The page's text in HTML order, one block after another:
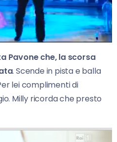
Pavone che, la scorsa
. Scende in pista e balla
lei complimenti di
Milly ricorda che presto